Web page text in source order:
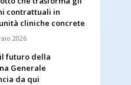
contrattuali in
cliniche concrete
2026
il futuro della
Generale
da qui